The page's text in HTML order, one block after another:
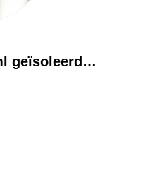
Ocean Bottle 350 ml geïsoleerde beker